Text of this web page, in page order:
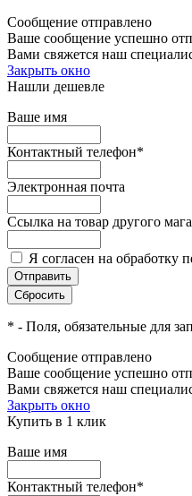
Сообщение отправлено
Ваше сообщение успешно
Вами свяжется наш
Закрыть окно
Нашли дешевле
Ваше имя
Контактный телефон*
Электронная почта
Ссылка на товар другого
Я согласен на обработку
* - Поля, обязательные для
Сообщение отправлено
Ваше сообщение успешно
Вами свяжется наш
Закрыть окно
Купить в 1 клик
Ваше имя
Контактный телефон*